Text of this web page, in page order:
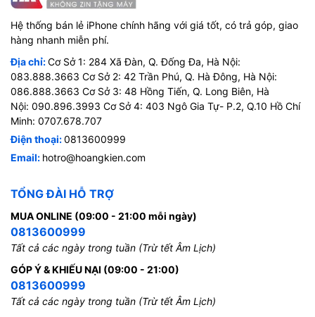
Hệ thống bán lẻ iPhone chính hãng với giá tốt, có trả góp, giao
hàng nhanh miễn phí.
Địa chỉ:Cơ Sở 1: 284 Xã Đàn, Q. Đống Đa, Hà Nội:
083.888.3663 Cơ Sở 2: 42 Trần Phú, Q. Hà Đông, Hà Nội:
086.888.3663 Cơ Sở 3: 48 Hồng Tiến, Q. Long Biên, Hà
Nội: 090.896.3993 Cơ Sở 4: 403 Ngô Gia Tự- P.2, Q.10 Hồ Chí
Minh: 0707.678.707
Điện thoại:0813600999
Email: hotro@hoangkien.com
TỔNG ĐÀI HỖ TRỢ
MUA ONLINE (09:00 - 21:00 mỗi ngày)
0813600999
Tất cả các ngày trong tuần (Trừ tết Âm Lịch)
GÓP Ý & KHIẾU NẠI (09:00 - 21:00)
0813600999
Tất cả các ngày trong tuần (Trừ tết Âm Lịch)